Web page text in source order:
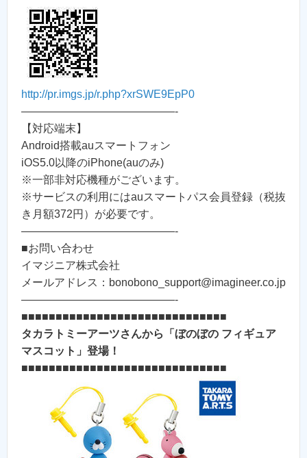
http://pr.imgs.jp/r.php?xrSWE9EpP0
——————————————-
【対応端末】
Android搭載auスマートフォン
iOS5.0以降のiPhone(auのみ)
※一部非対応機種がございます。
※サービスの利用にはauスマートパス会員登録（税抜
き月額372円）が必要です。
——————————————-
■お問い合わせ
イマジニア株式会社
メールアドレス：bonobono_support@imagineer.co.jp
——————————————-
■■■■■■■■■■■■■■■■■■■■■■■■■■■■■■
タカラトミーアーツさんから「ぼのぼの フィギュア
マスコット」登場！
■■■■■■■■■■■■■■■■■■■■■■■■■■■■■■